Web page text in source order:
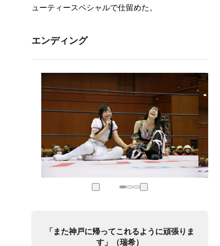
ューティースペシャルで仕留めた。
エンディング
「また神戸に帰ってこれるように頑張りま
す」（瑞希）